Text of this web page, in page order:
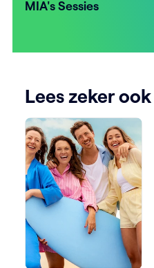
MIA's Sessies
Lees zeker ook